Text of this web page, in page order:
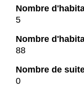
Nombre
5
Nombre
88
Nombre de
0